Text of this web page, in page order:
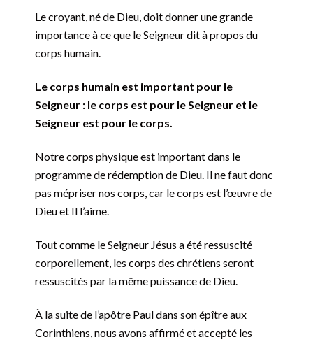
Le croyant, né de Dieu, doit donner une grande
importance à ce que le Seigneur dit à propos du
corps humain.
Le corps humain est important pour le
Seigneur : le corps est pour le Seigneur et le
Seigneur est pour le corps.
Notre corps physique est important dans le
programme de rédemption de Dieu. Il ne faut donc
pas mépriser nos corps, car le corps est l’œuvre de
Dieu et Il l’aime.
Tout comme le Seigneur Jésus a été ressuscité
corporellement, les corps des chrétiens seront
ressuscités par la même puissance de Dieu.
À la suite de l’apôtre Paul dans son épître aux
Corinthiens, nous avons affirmé et accepté les